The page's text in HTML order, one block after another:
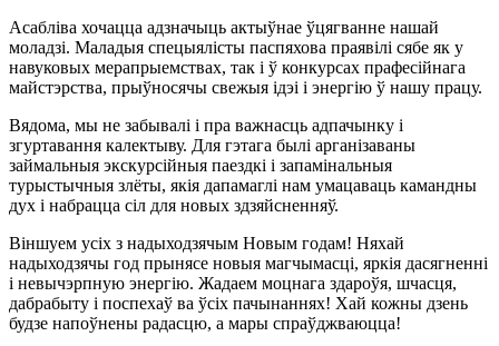
Асабліва хочацца адзначыць актыўнае ўцягванне нашай
моладзі. Маладыя спецыялісты паспяхова праявілі сябе як у
навуковых мерапрыемствах, так і ў конкурсах прафесійнага
майстэрства, прыўносячы свежыя ідэі і энергію ў нашу працу.
Вядома, мы не забывалі і пра важнасць адпачынку і
згуртавання калектыву. Для гэтага былі арганізаваны
займальныя экскурсійныя паездкі і запамінальныя
турыстычныя злёты, якія дапамаглі нам умацаваць камандны
дух і набрацца сіл для новых здзяйсненняў.
Віншуем усіх з надыходзячым Новым годам! Няхай
надыходзячы год прынясе новыя магчымасці, яркія дасягненні
і невычэрпную энергію. Жадаем моцнага здароўя, шчасця,
дабрабыту і поспехаў ва ўсіх пачынаннях! Хай кожны дзень
будзе напоўнены радасцю, а мары спраўджваюцца!